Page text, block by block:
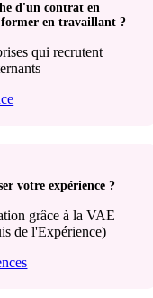
d'un contrat en
en travaillant ?
qui recrutent
votre expérience ?
grâce à la VAE
de l'Expérience)